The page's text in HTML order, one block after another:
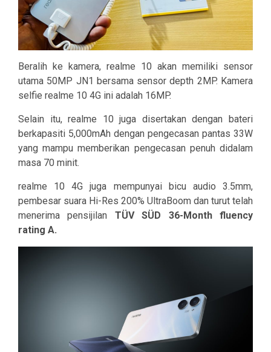
Beralih ke kamera, realme 10 akan memiliki sensor
utama 50MP JN1 bersama sensor depth 2MP. Kamera
selfie realme 10 4G ini adalah 16MP.
Selain itu, realme 10 juga disertakan dengan bateri
berkapasiti 5,000mAh dengan pengecasan pantas 33W
yang mampu memberikan pengecasan penuh didalam
masa 70 minit.
realme 10 4G juga mempunyai bicu audio 3.5mm,
pembesar suara Hi-Res 200% UltraBoom dan turut telah
menerima pensijilan TÜV SÜD 36-Month fluency
rating A.